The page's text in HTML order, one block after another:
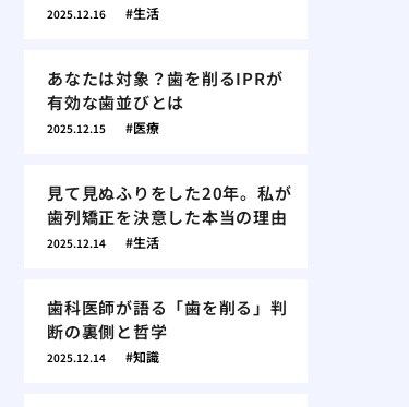
2025.12.16 生活
あなたは対象？歯を削るIPRが
有効な歯並びとは
2025.12.15 医療
見て見ぬふりをした20年。私が
歯列矯正を決意した本当の理由
2025.12.14 生活
歯科医師が語る「歯を削る」判
断の裏側と哲学
2025.12.14 知識